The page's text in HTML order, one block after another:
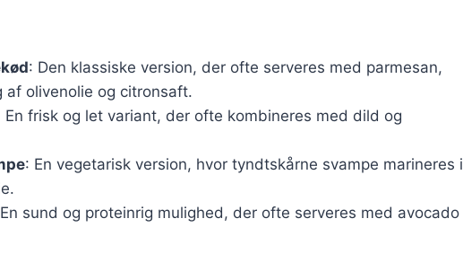
: Den klassiske version, der ofte serveres med parmesan,
af olivenolie og citronsaft.
En frisk og let variant, der ofte kombineres med dild og
: En vegetarisk version, hvor tyndtskårne svampe marineres i
sund og proteinrig mulighed, der ofte serveres med avocado